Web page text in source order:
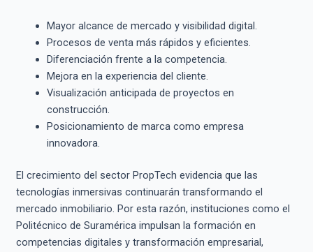
Mayor alcance de mercado y visibilidad digital.
Procesos de venta más rápidos y eficientes.
Diferenciación frente a la competencia.
Mejora en la experiencia del cliente.
Visualización anticipada de proyectos en
construcción.
Posicionamiento de marca como empresa
innovadora.
El crecimiento del sector PropTech evidencia que las
tecnologías inmersivas continuarán transformando el
mercado inmobiliario. Por esta razón, instituciones como el
Politécnico de Suramérica impulsan la formación en
competencias digitales y transformación empresarial,